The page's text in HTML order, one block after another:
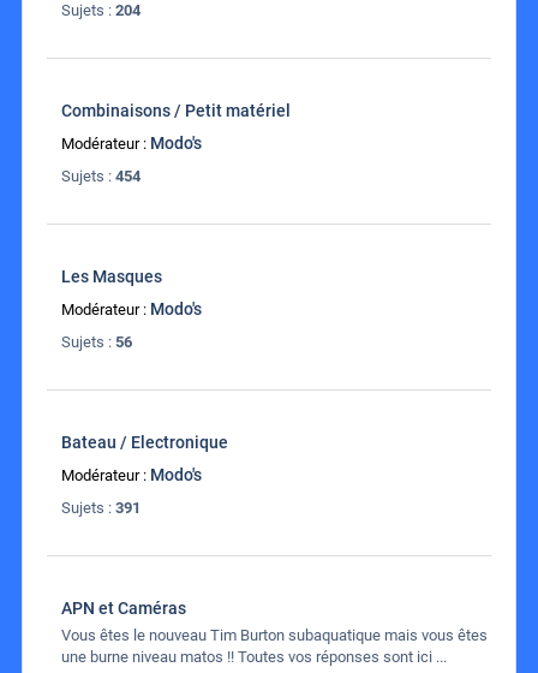
Sujets : 204
Combinaisons / Petit matériel
Modérateur : Modo's
Sujets : 454
Les Masques
Modérateur : Modo's
Sujets : 56
Bateau / Electronique
Modérateur : Modo's
Sujets : 391
APN et Caméras
Vous êtes le nouveau Tim Burton subaquatique mais vous êtes
une burne niveau matos !! Toutes vos réponses sont ici ...